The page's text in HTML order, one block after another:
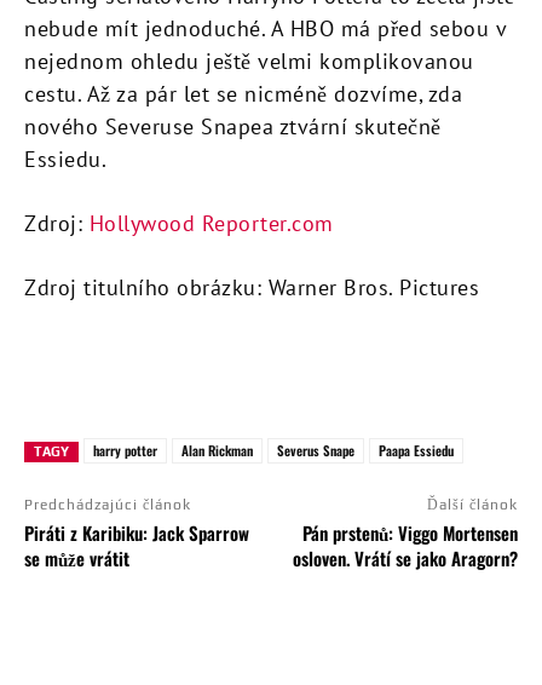
nebude mít jednoduché. A HBO má před sebou v
nejednom ohledu ještě velmi komplikovanou
cestu. Až za pár let se nicméně dozvíme, zda
nového Severuse Snapea ztvární skutečně
Essiedu.
Zdroj: Hollywood Reporter.com
Zdroj titulního obrázku: Warner Bros. Pictures
TAGY harry potter Alan Rickman Severus Snape Paapa Essiedu
Predchádzajúci článok
Piráti z Karibiku: Jack Sparrow
se může vrátit
Ďalší článok
Pán prstenů: Viggo Mortensen
osloven. Vrátí se jako Aragorn?